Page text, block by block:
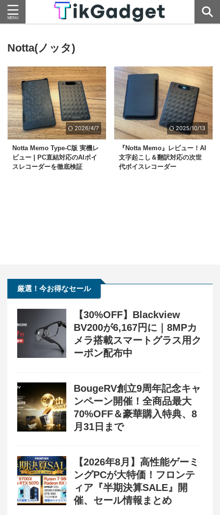
Notta(ノッタ)
2026/4/7
Notta Memo Type-C版 実機レ
ビュー | PC直結対応のAIボイ
スレコーダーを徹底検証
2025/10/13
『Notta Memo』レビュー！AI
文字起こし＆翻訳対応の次世
代ボイスレコーダー
厳選！今お得なセール
【30%OFF】Blackview
BV200が6,167円に｜8MPカ
メラ搭載スマートグラス用ク
ーポン配布中
BougeRV創立9周年記念キャ
ンペーン開催！全商品最大
70%OFF＆豪華購入特典、8
月31日まで
【2026年8月】高性能ゲーミ
ングPCが大特価！フロンテ
ィア『半期決算SALE』開
催、セール情報まとめ